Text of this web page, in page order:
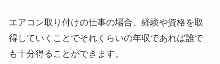
エアコン取り付けの仕事の場合、経験や資格を取
得していくことでそれくらいの年収であれば誰で
も十分得ることができます。